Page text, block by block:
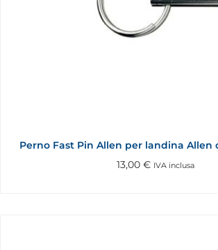
Perno Fast Pin Allen per landina Allen
13,00 € IVA inclusa